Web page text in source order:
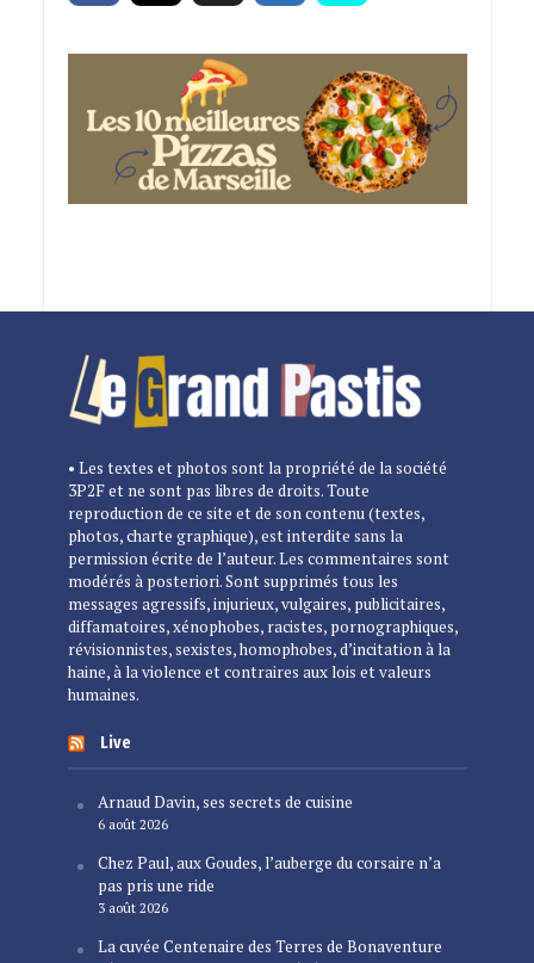
• Les textes et photos sont la propriété de la société
3P2F et ne sont pas libres de droits. Toute
reproduction de ce site et de son contenu (textes,
photos, charte graphique), est interdite sans la
permission écrite de l’auteur. Les commentaires sont
modérés à posteriori. Sont supprimés tous les
messages agressifs, injurieux, vulgaires, publicitaires,
diffamatoires, xénophobes, racistes, pornographiques,
révisionnistes, sexistes, homophobes, d’incitation à la
haine, à la violence et contraires aux lois et valeurs
humaines.
Live
Arnaud Davin, ses secrets de cuisine
6 août 2026
Chez Paul, aux Goudes, l’auberge du corsaire n’a
pas pris une ride
3 août 2026
La cuvée Centenaire des Terres de Bonaventure